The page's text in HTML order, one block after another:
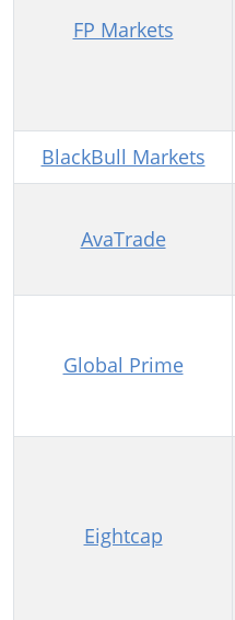
FP Markets
BlackBull Markets
AvaTrade
Global Prime
Eightcap